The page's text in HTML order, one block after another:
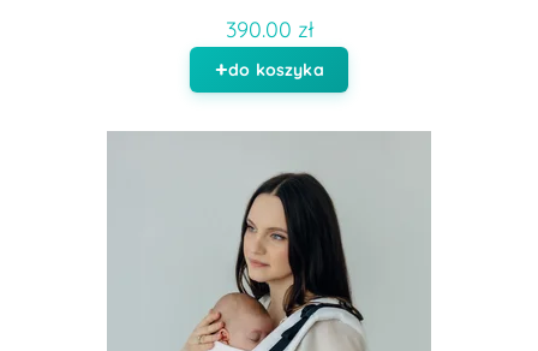
390.00 zł
do koszyka